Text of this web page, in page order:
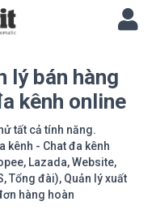
lý bán hàng
kênh online
tất cả tính năng.
kênh - Chat đa kênh
Lazada, Website,
Tổng đài), Quản lý xuất
hàng hoàn